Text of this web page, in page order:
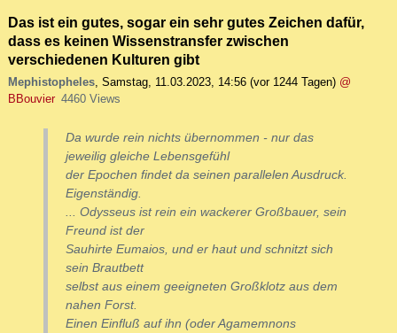
Das ist ein gutes, sogar ein sehr gutes Zeichen dafür,
dass es keinen Wissenstransfer zwischen
verschiedenen Kulturen gibt
Mephistopheles, Samstag, 11.03.2023, 14:56 (vor 1244 Tagen) @
BBouvier 4460 Views
Da wurde rein nichts übernommen - nur das
jeweilig gleiche Lebensgefühl
der Epochen findet da seinen parallelen Ausdruck.
Eigenständig.
... Odysseus ist rein ein wackerer Großbauer, sein
Freund ist der
Sauhirte Eumaios, und er haut und schnitzt sich
sein Brautbett
selbst aus einem geeigneten Großklotz aus dem
nahen Forst.
Einen Einfluß auf ihn (oder Agamemnons